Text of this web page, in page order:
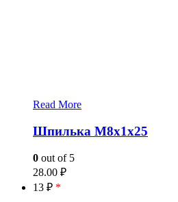
Read More
Шпилька М8х1х25
0 out of 5
28.00 ₽
13 ₽ *